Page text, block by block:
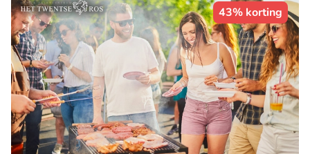
43% korting